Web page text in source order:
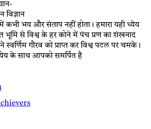
भय और संताप नहीं होता। हमारा यही ध्येय
भूमि से विश्व के हर कोने में पंच प्रण का शंखनाद
स्वर्णिम गौरव को प्राप्त कर विश्व पटल पर चमके।
के साथ आपको समर्पित है